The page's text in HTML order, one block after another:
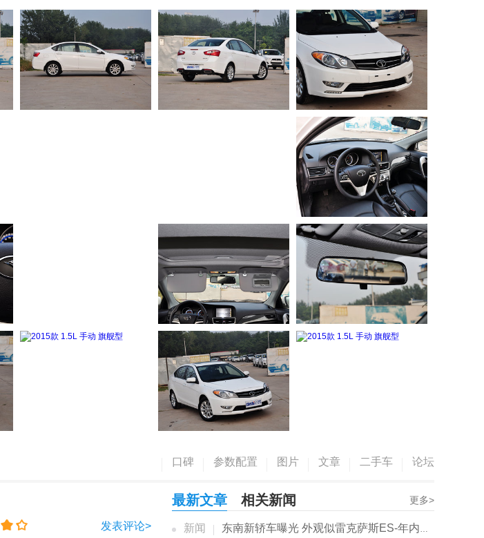
口碑 参数配置 图片 文章 二手车 论坛
发表评论>
最新文章 相关新闻 更多>
新闻 东南新轿车曝光 外观似雷克萨斯ES-年内就能...